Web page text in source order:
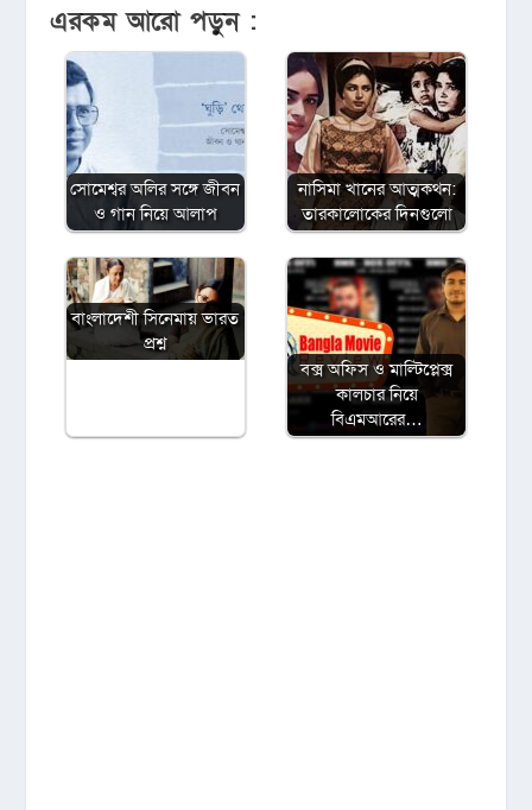
এরকম আরো পড়ুন :
সোমেশ্বর অলির সঙ্গে জীবন
ও গান নিয়ে আলাপ
নাসিমা খানের আত্মকথন:
তারকালোকের দিনগুলো
বাংলাদেশী সিনেমায় ভারত
প্রশ্ন
বক্স অফিস ও মাল্টিপ্লেক্স
কালচার নিয়ে
বিএমআরের…